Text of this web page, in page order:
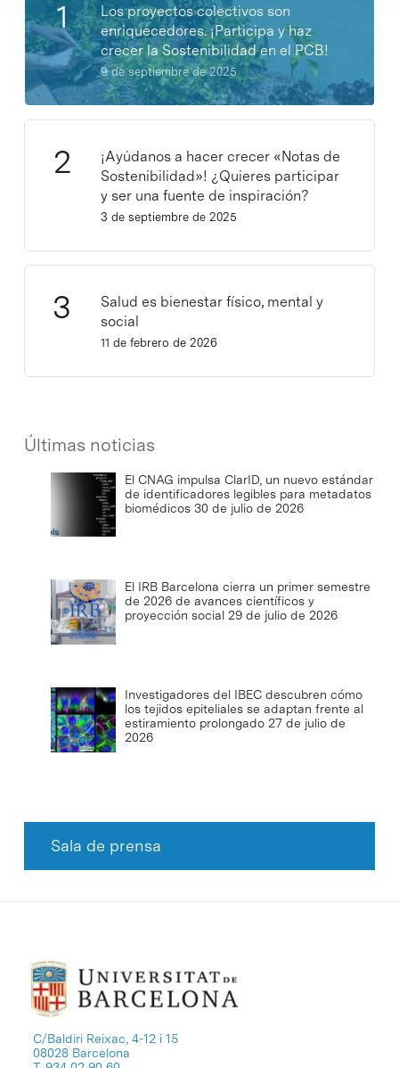
Los proyectos colectivos son
enriquecedores. ¡Participa y haz
crecer la Sostenibilidad en el PCB!
9 de septiembre de 2025
¡Ayúdanos a hacer crecer «Notas de
Sostenibilidad»! ¿Quieres participar
y ser una fuente de inspiración?
3 de septiembre de 2025
Salud es bienestar físico, mental y
social
11 de febrero de 2026
Últimas noticias
El CNAG impulsa ClarID, un nuevo estándar
de identificadores legibles para metadatos
biomédicos 30 de julio de 2026
El IRB Barcelona cierra un primer semestre
de 2026 de avances científicos y
proyección social 29 de julio de 2026
Investigadores del IBEC descubren cómo
los tejidos epiteliales se adaptan frente al
estiramiento prolongado 27 de julio de
2026
Sala de prensa
C/Baldiri Reixac, 4-12 i 15
08028 Barcelona